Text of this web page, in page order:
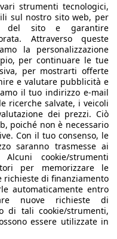
strumenti tecnologici,
sul nostro sito web, per
del sito e garantire
Attraverso queste
la personalizzazione
per continuare le tue
per mostrarti offerte
e valutare pubblicità e
il tuo indirizzo e-mail
ricerche salvate, i veicoli
dei prezzi. Ciò
poiché non è necessario
Con il tuo consenso, le
saranno trasmesse ai
cookie/strumenti
per memorizzare le
di finanziamento
automaticamente entro
nuove richieste di
di tali cookie/strumenti,
essere utilizzate in